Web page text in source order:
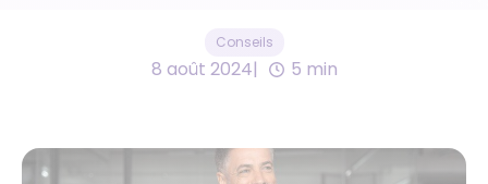
Conseils
8 août 2024 5 min